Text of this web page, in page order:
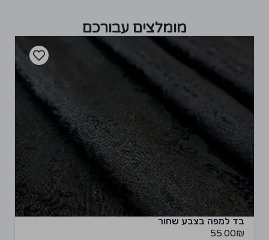
מומלצים עבורכם
בד למפה בצבע שחור
55.00₪